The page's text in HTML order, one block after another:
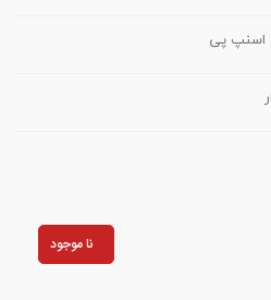
پی
نا موجود